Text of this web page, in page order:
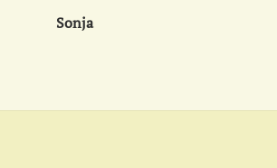
Sonja